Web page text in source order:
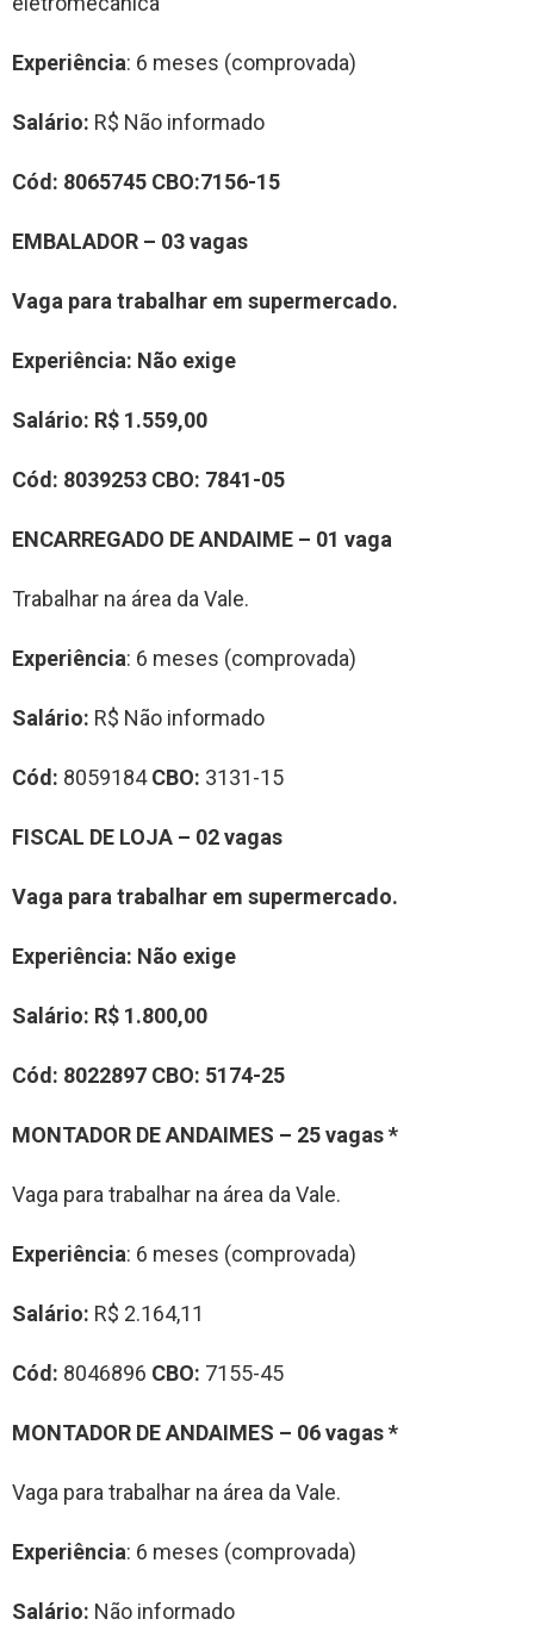
Experiência: 6 meses (comprovada)
Salário: R$ Não informado
Cód: 8065745 CBO:7156-15
EMBALADOR – 03 vagas
Vaga para trabalhar em supermercado.
Experiência: Não exige
Salário: R$ 1.559,00
Cód: 8039253 CBO: 7841-05
ENCARREGADO DE ANDAIME – 01 vaga
Trabalhar na área da Vale.
Experiência: 6 meses (comprovada)
Salário: R$ Não informado
Cód: 8059184CBO: 3131-15
FISCAL DE LOJA – 02 vagas
Vaga para trabalhar em supermercado.
Experiência: Não exige
Salário: R$ 1.800,00
Cód: 8022897 CBO: 5174-25
MONTADOR DE ANDAIMES – 25 vagas *
Vaga para trabalhar na área da Vale.
Experiência: 6 meses (comprovada)
Salário: R$ 2.164,11
Cód: 8046896 CBO: 7155-45
MONTADOR DE ANDAIMES – 06 vagas *
Vaga para trabalhar na área da Vale.
Experiência: 6 meses (comprovada)
Salário: Não informado